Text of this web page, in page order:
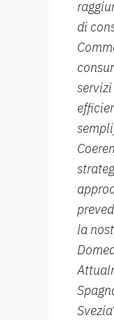
di
la
Svezia